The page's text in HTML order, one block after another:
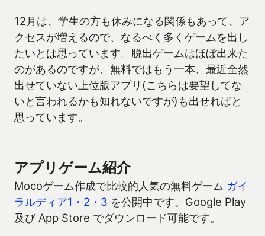
12月は、学生の方も休みになる関係もあって、ア
クセスが増えるので、なるべく多くゲームを出し
たいとは思っています。脱出ゲームはほぼ出来た
のがあるのですが、無料ではもう一本、最近全然
出せていない上位版アプリ(こちらは要望してな
いと言われるかも知れないですが)も出せればと
思っています。
アプリゲーム紹介
Mocoゲーム作成で比較的人気の無料ゲーム ガイ
ラルディア1・2・3 を公開中です。Google Play
及び App Store でダウンロード可能です。